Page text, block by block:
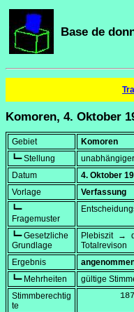
Base de
Komoren, 4. Oktober
Gebiet
Komoren
┗━ Stellung
Datum
4. Oktober
Vorlage
Verfassung
┗━
Fragemuster
┗━ Gesetzliche
Grundlage
Plebiszit →
Totalrevison
Ergebnis
┗━ Mehrheiten
gültige
Stimmberechtig
te